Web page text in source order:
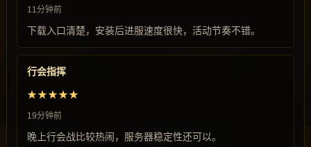
11分钟前
下载入口清楚，安装后进服速度很快，活动节奏不错。
行会指挥
★★★★★
19分钟前
晚上行会战比较热闹，服务器稳定性还可以。